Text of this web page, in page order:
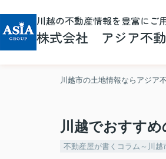
川越の不動産情報を豊富にご
株式会社 アジア不
川越市の土地情報ならアジア
川越でおすすめ
不動産屋が書くコラム～川越